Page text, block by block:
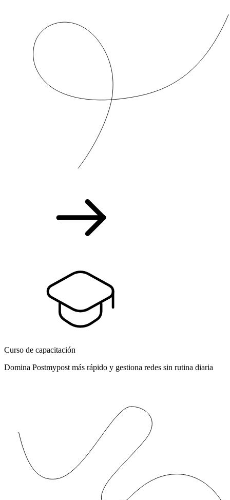
Curso de capacitación
Domina Postmypost más rápido y gestiona redes sin rutina diaria